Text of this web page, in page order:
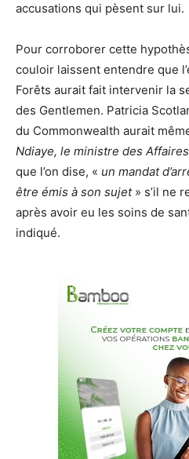
accusations qui pèsent sur lui.
Pour corroborer cette
couloir laissent entendre que
Forêts aurait fait intervenir la
des Gentlemen. Patricia
du Commonwealth aurait
Ndiaye, le ministre des
que l’on dise, « un mandat
être émis à son sujet » s’il ne
après avoir eu les soins de
indiqué.